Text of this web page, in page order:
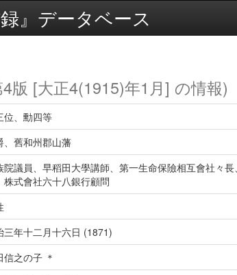
録』データベース
版 [大正4(1915)年1月] の情報)
位、勳四等
、舊和州郡山藩
院議員、早稻田大學講師、第一生命保險相互會社々
株式會社六十八銀行顧問
三年十二月十六日 (1871)
信之の子 ＊